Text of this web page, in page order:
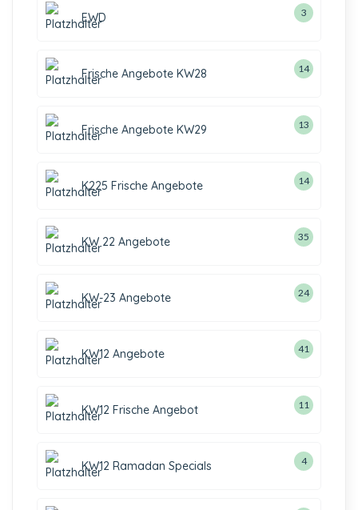
EWD 3
Frische Angebote KW28 14
Frische Angebote KW29 13
K225 Frische Angebote 14
KW 22 Angebote 35
KW-23 Angebote 24
KW12 Angebote 41
KW12 Frische Angebot 11
KW12 Ramadan Specials 4